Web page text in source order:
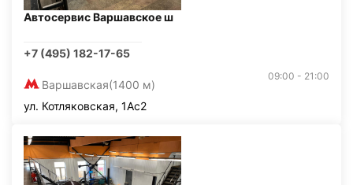
Автосервис Варшавское ш
+7 (495) 182-17-65
Варшавская(1400 м)
09:00 - 21:00
ул. Котляковская, 1Ас2